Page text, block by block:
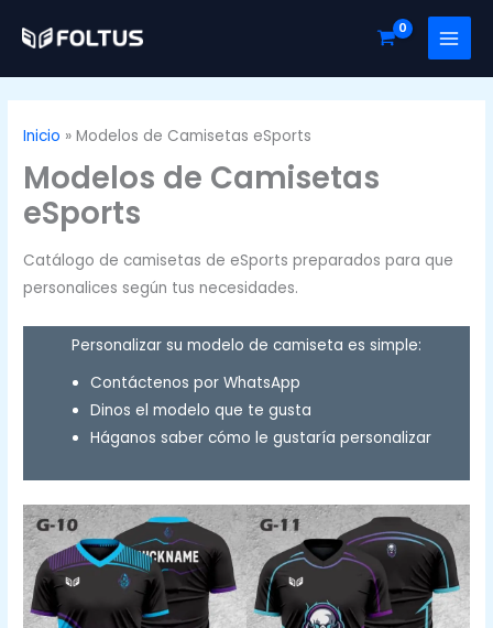
Inicio Modelos de Camisetas eSports
Modelos de Camisetas
eSports
Catálogo de camisetas de eSports preparados para que
personalices según tus necesidades.
Personalizar su modelo de camiseta es simple:
Contáctenos por WhatsApp
Dinos el modelo que te gusta
Háganos saber cómo le gustaría personalizar